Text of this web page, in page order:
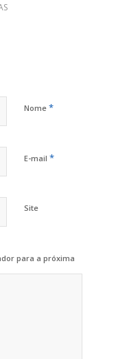
Nome *
E-mail *
Site
para a próxima